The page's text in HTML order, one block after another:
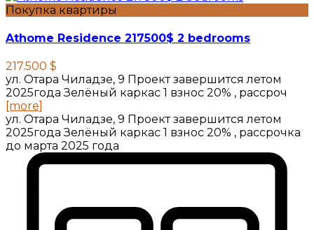
Покупка квартиры
Athome Residence 217500$ 2 bedrooms
217.500 $
ул. Отара Чиладзе, 9 Проект завершится летом
2025года Зелёный каркас 1 взнос 20% , рассроч
[more]
ул. Отара Чиладзе, 9 Проект завершится летом
2025года Зелёный каркас 1 взнос 20% , рассрочка
до марта 2025 года